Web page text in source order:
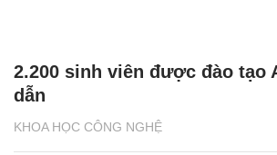
KHOA HỌC CÔNG NGHỆ
2.200 sinh viên được đào tạo
dẫn